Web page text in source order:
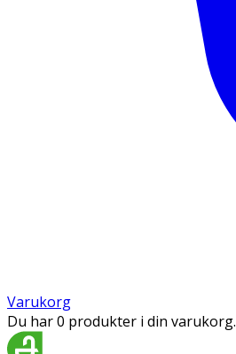
Varukorg
Du har 0 produkter i din varukorg.